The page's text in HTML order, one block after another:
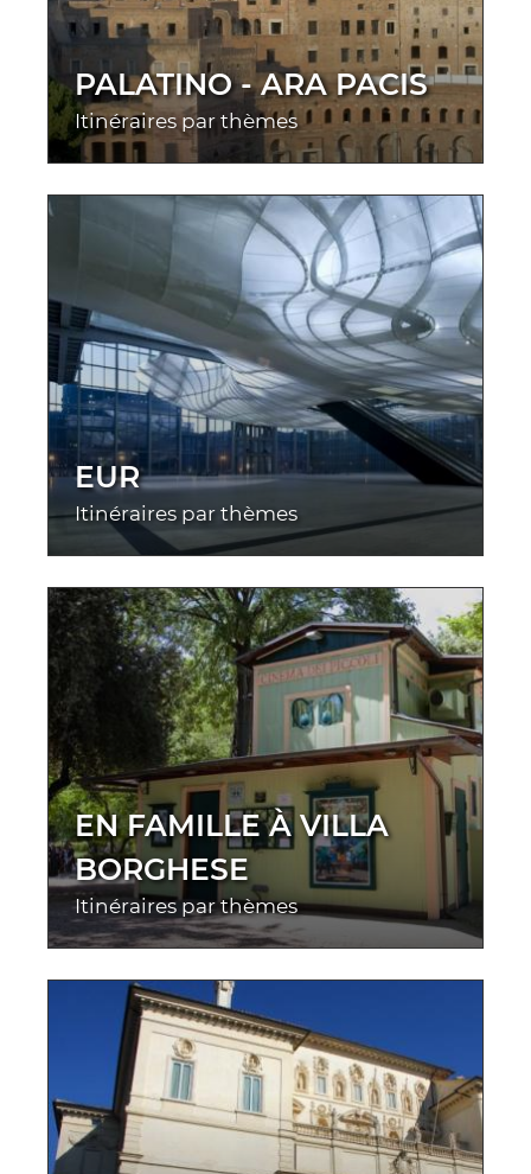
PALATINO - ARA PACIS
Itinéraires par thèmes
EUR
Itinéraires par thèmes
EN FAMILLE À VILLA
BORGHESE
Itinéraires par thèmes